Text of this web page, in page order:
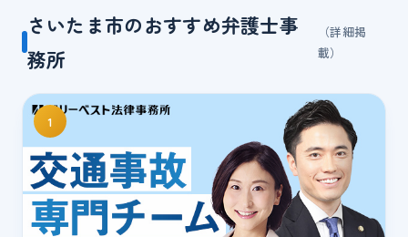
さいたま市のおすすめ弁護士事
務所
（詳細掲
載）
1